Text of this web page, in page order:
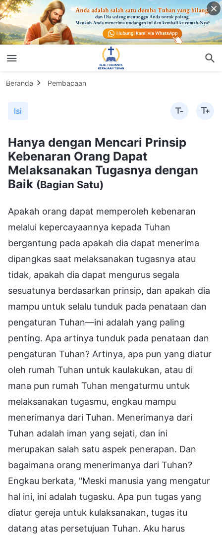
Beranda Pembacaan
Isi
Hanya dengan Mencari Prinsip
Kebenaran Orang Dapat
Melaksanakan Tugasnya dengan
Baik (Bagian Satu)
Apakah orang dapat memperoleh kebenaran
melalui kepercayaannya kepada Tuhan
bergantung pada apakah dia dapat menerima
dipangkas saat melaksanakan tugasnya atau
tidak, apakah dia dapat mengurus segala
sesuatunya berdasarkan prinsip, dan apakah dia
mampu untuk selalu tunduk pada penataan dan
pengaturan Tuhan—ini adalah yang paling
penting. Apa artinya tunduk pada penataan dan
pengaturan Tuhan? Artinya, apa pun yang diatur
oleh rumah Tuhan untuk kaulakukan, atau di
mana pun rumah Tuhan mengaturmu untuk
melaksanakan tugasmu, engkau mampu
menerimanya dari Tuhan. Menerimanya dari
Tuhan adalah iman yang sejati, dan ini
merupakan salah satu aspek penerapan. Dan
bagaimana orang menerimanya dari Tuhan?
Engkau berkata, "Meski manusia yang mengatur
hal ini, ini adalah tugasku. Apa pun tugas yang
diatur gereja untuk kulaksanakan, tugas itu
datang atas persetujuan Tuhan. Aku harus